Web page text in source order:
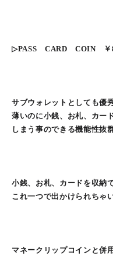
▷PASS CARD COIN ￥
サブウォレットとしても優
薄いのに小銭、お札、カー
しまう事のできる機能性抜
小銭、お札、カードを収納
これ一つで出かけられち
マネークリップコインと併